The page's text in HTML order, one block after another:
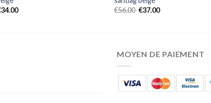
34.00
€56.00 €37.00
MOYEN DE PAIEMENT